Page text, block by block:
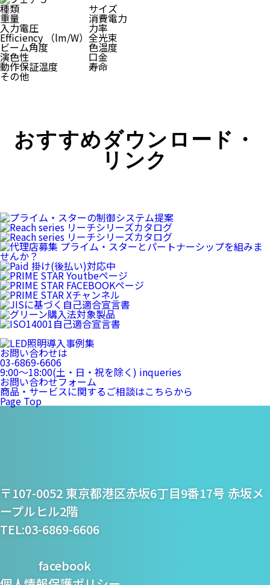
種類
サイズ
重量 消費電力
入力電圧 力率
Efficiency （lm/W） 全光束
ビーム角度 色温度
演色性 口金
動作保証温度 寿命
その他
おすすめダウンロード・
リンク
お問い合わせは
03-6869-6606
9:00〜18:00(土・日・祝を除く) inqueries
お問い合わせフォーム
商品・サービスに関するご相談はこちらから
Page Top
プライム・スター株式
会社
〒107-0052 東京都港区赤坂6丁目9番17号 赤坂メ
ープルヒル2階
TEL:03-6869-6606
facebook